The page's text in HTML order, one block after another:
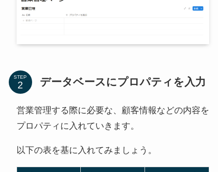
STEP データベースにプロパティを入力
営業管理する際に必要な、顧客情報などの内容を
プロパティに入れていきます。
以下の表を基に入れてみましょう。